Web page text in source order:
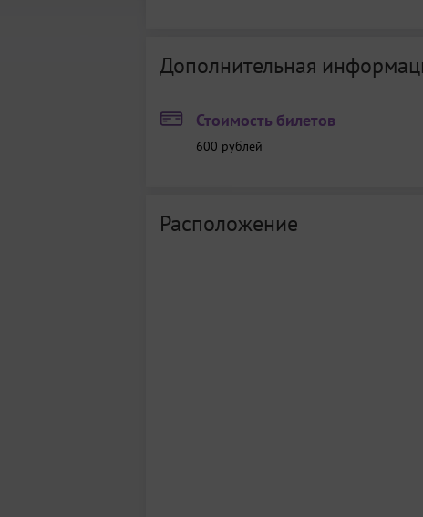
Дополнительная
Стоимость билетов
600 рублей
Расположение